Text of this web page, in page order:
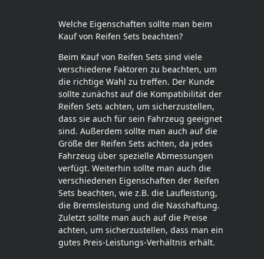
Welche Eigenschaften sollte man beim
Kauf von Reifen Sets beachten?
Beim Kauf von Reifen Sets sind viele
verschiedene Faktoren zu beachten, um
die richtige Wahl zu treffen. Der Kunde
sollte zunächst auf die Kompatibilität der
Reifen Sets achten, um sicherzustellen,
dass sie auch für sein Fahrzeug geeignet
sind. Außerdem sollte man auch auf die
Größe der Reifen Sets achten, da jedes
Fahrzeug über spezielle Abmessungen
verfügt. Weiterhin sollte man auch die
verschiedenen Eigenschaften der Reifen
Sets beachten, wie z.B. die Laufleistung,
die Bremsleistung und die Nasshaftung.
Zuletzt sollte man auch auf die Preise
achten, um sicherzustellen, dass man ein
gutes Preis-Leistungs-Verhältnis erhält.